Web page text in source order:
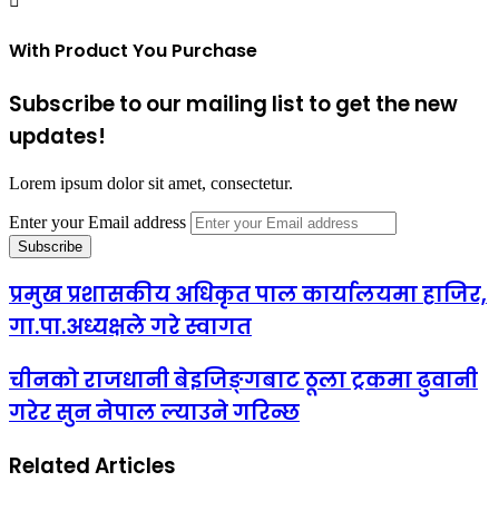
With Product You Purchase
Subscribe to our mailing list to get the new
updates!
Lorem ipsum dolor sit amet, consectetur.
Enter your Email address
प्रमुख प्रशासकीय अधिकृत पाल कार्यालयमा हाजिर,
गा.पा.अध्यक्षले गरे स्वागत
चीनको राजधानी बेइजिङ्गबाट ठूला ट्रकमा ढुवानी
गरेर सुन नेपाल ल्याउने गरिन्छ
Related Articles